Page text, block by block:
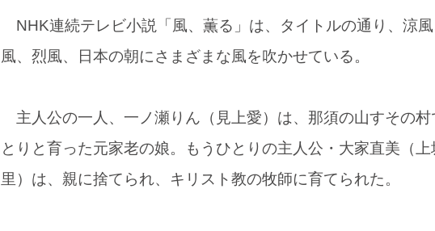
NHK連続テレビ小説「風、薫る」は、タイトルの通り、涼風
風、烈風、日本の朝にさまざまな風を吹かせている。
主人公の一人、一ノ瀬りん（見上愛）は、那須の山すその村
とりと育った元家老の娘。もうひとりの主人公・大家直美（上
里）は、親に捨てられ、キリスト教の牧師に育てられた。